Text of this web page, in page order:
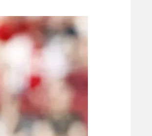
תקנון משתתפים וזוכים בפרסים
תקנון עבור פעילות אלקטרה
תקנון עבור פעילות ספורט 1 – "מרלן"
טניס
תנאי שימוש
מדיניות פרטיות